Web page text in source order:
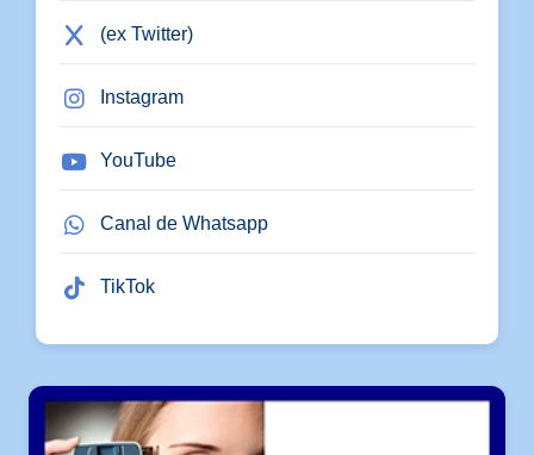
(ex Twitter)
Instagram
YouTube
Canal de Whatsapp
TikTok